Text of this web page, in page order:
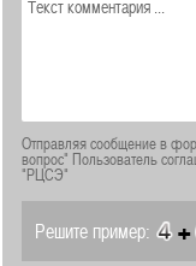
Отправляя сообщение в
вопрос" Пользователь
"РЦСЭ"
Решите пример: +